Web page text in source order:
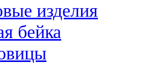
изделия
бейка